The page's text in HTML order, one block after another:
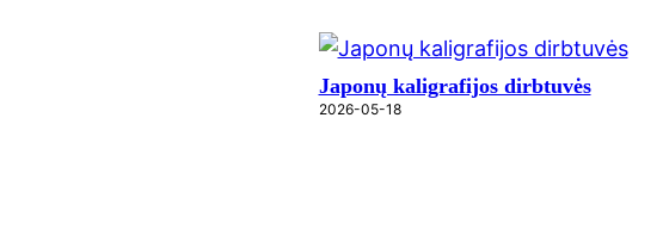
Japonų kaligrafijos dirbtuvės
2026-05-18